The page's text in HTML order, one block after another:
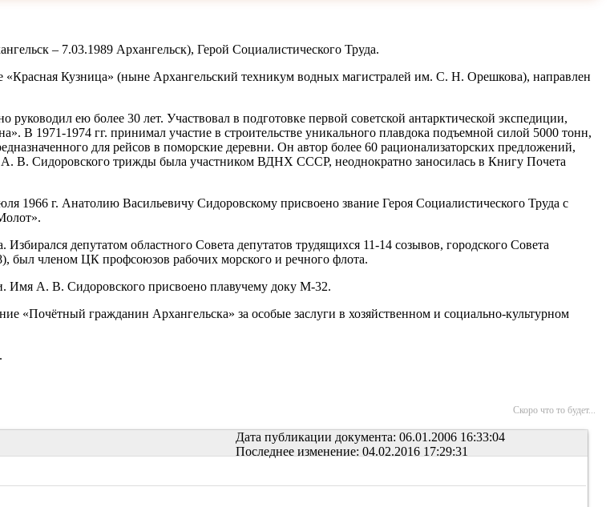
– 7.03.1989 Архангельск), Герой Социалистического Труда.
«Красная Кузница» (ныне Архангельский техникум водных магистралей им. С. Н. Орешкова), направлен
руководил ею более 30 лет. Участвовал в подготовке первой советской антарктической экспедиции,
В 1971-1974 гг. принимал участие в строительстве уникального плавдока подъемной силой 5000 тонн,
для рейсов в поморские деревни. Он автор более 60 рационализаторских предложений,
А. В. Сидоровского трижды была участником ВДНХ СССР, неоднократно заносилась в Книгу Почета
1966 г. Анатолию Васильевичу Сидоровскому присвоено звание Героя Социалистического Труда с
депутатом областного Совета депутатов трудящихся 11-14 созывов, городского Совета
был членом ЦК профсоюзов рабочих морского и речного флота.
Имя А. В. Сидоровского присвоено плавучему доку М-32.
«Почётный гражданин Архангельска» за особые заслуги в хозяйственном и социально-культурном
Скоро что то будет...
Дата публикации документа: 06.01.2006 16:33:04
Последнее изменение: 04.02.2016 17:29:31